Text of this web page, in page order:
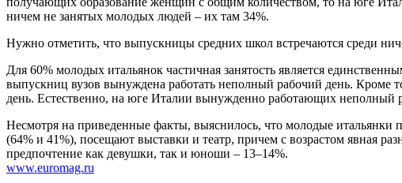
ничем не занятых молодых людей – их там 34%.
Нужно отметить, что выпускницы средних школ встречаются среди
Для 60% молодых итальянок частичная занятость является
выпускниц вузов вынуждена работать неполный рабочий день. Кроме
день. Естественно, на юге Италии вынужденно работающих неполный
Несмотря на приведенные факты, выяснилось, что молодые
(64% и 41%), посещают выставки и театр, причем с возрастом явная
предпочтение как девушки, так и юноши – 13–14%.
www.euromag.ru